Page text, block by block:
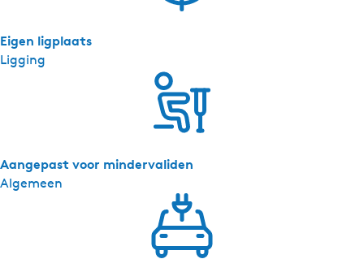
Ligging
Eigen ligplaats
Algemeen
Aangepast voor mindervaliden